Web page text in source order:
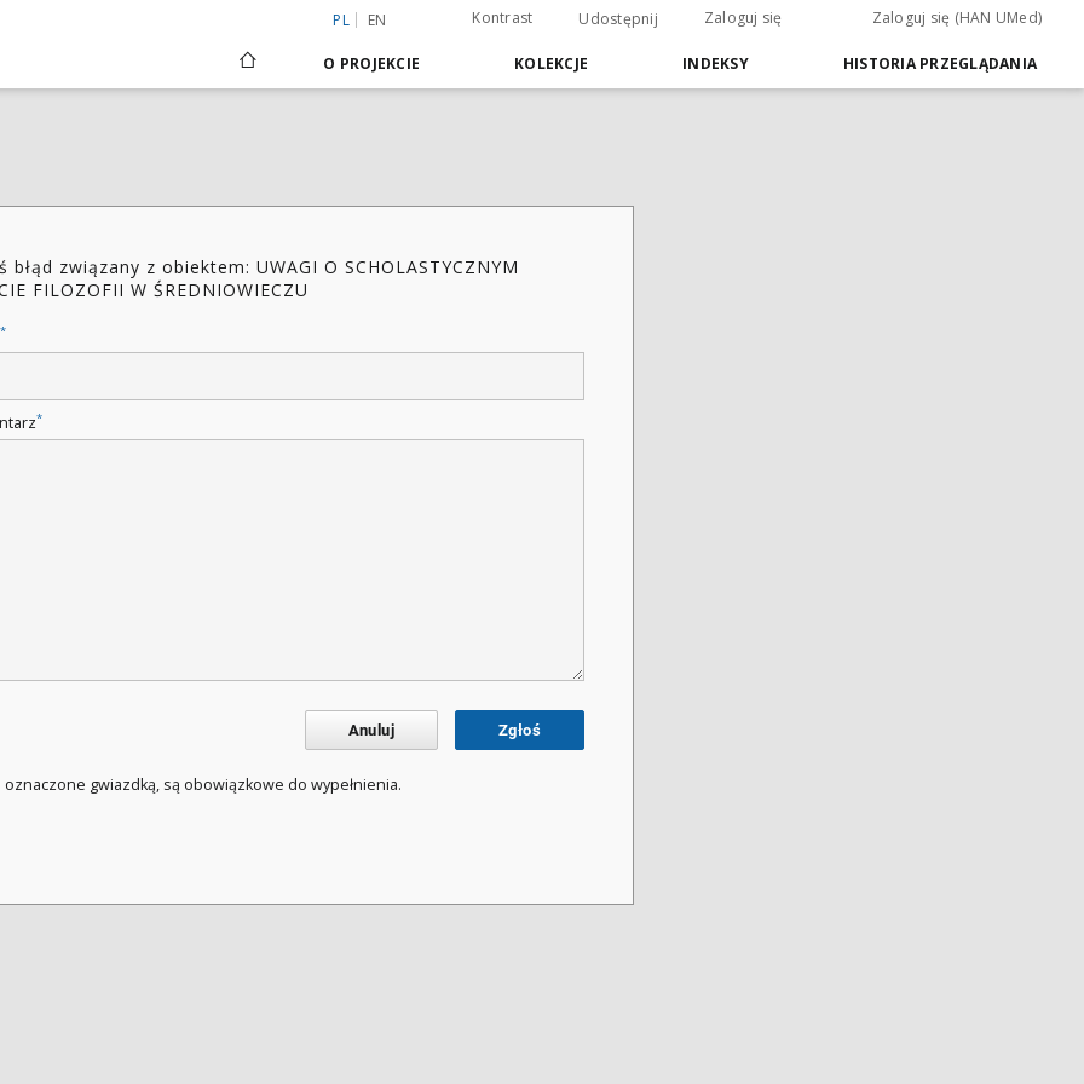
PL EN Kontrast Udostępnij Zaloguj się Zaloguj się (HAN UMed)
O PROJEKCIE KOLEKCJE INDEKSY HISTORIA PRZEGLĄDANIA
błąd związany z obiektem: UWAGI O SCHOLASTYCZNYM
FILOZOFII W ŚREDNIOWIECZU
*
*
Anuluj Zgłoś
oznaczone gwiazdką, są obowiązkowe do wypełnienia.